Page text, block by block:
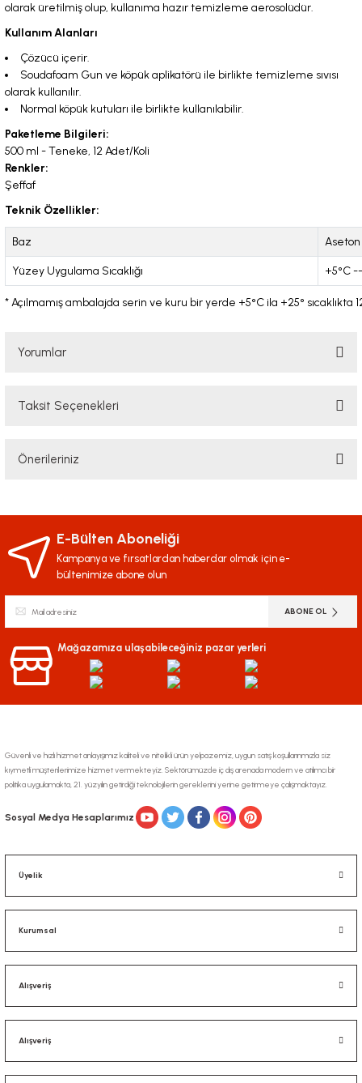
olarak üretilmiş olup, kullanıma hazır temizleme aerosolüdür.
Kullanım Alanları
Çözücü içerir.
Soudafoam Gun ve köpük aplikatörü ile birlikte temizleme sıvısı
olarak kullanılır.
Normal köpük kutuları ile birlikte kullanılabilir.
Paketleme Bilgileri:
500 ml - Teneke, 12 Adet/Koli
Renkler:
Şeffaf
Teknik Özellikler:
Baz Aseton
Yüzey Uygulama Sıcaklığı +5°C
* Açılmamış ambalajda serin ve kuru bir yerde +5°C ila +25° sıcaklıkta
Yorumlar
Taksit Seçenekleri
Önerileriniz
iletebilirsiniz.
Görüş ve önerileriniz için teşekkür ederiz.
Ürün açıklamasında eksik bilgiler bulunuyor.
Ürün fiyatı diğer sitelerden daha pahalı.
Bu ürüne benzer farklı alternatifler olmalı.
Gönder
E-Bülten Aboneliği
Kampanya ve fırsatlardan haberdar olmak için e-
bültenimize abone olun
ABONE OL
Mağazamıza ulaşabileceğiniz pazar yerleri
Güvenli ve hızlı hizmet anlayışımız kaliteli ve nitelikli ürün yelpazemiz, uygun satış koşullarınmızla siz
kıymetli müşterilerimize hizmet vermekteyiz. Sektörümüzde iç dış arenada modern ve atılımcı bir
politika uygulamakta, 21. yüzyılın getirdiği teknolojilerin gereklerini yerine getirmeye çalışmaktayız.
Sosyal Medya Hesaplarımız
Üyelik
Kurumsal
Alışveriş
Alışveriş